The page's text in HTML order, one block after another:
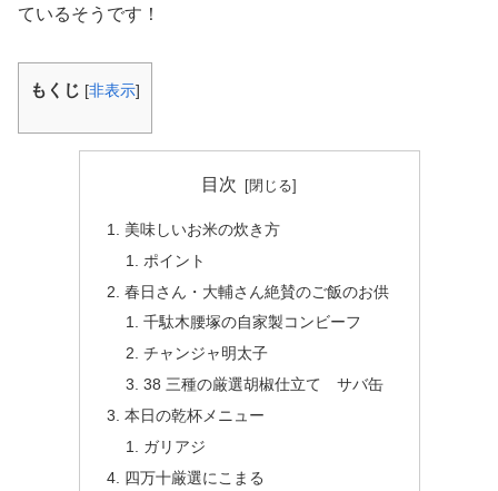
ているそうです！
もくじ [非表示]
目次
美味しいお米の炊き方
ポイント
春日さん・大輔さん絶賛のご飯のお供
千駄木腰塚の自家製コンビーフ
チャンジャ明太子
38 三種の厳選胡椒仕立て サバ缶
本日の乾杯メニュー
ガリアジ
四万十厳選にこまる